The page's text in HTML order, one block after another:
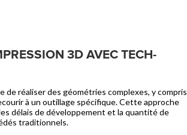
3D AVEC TECH-
de réaliser des géométries complexes, y compris
à un outillage spécifique. Cette approche
délais de développement et la quantité de
traditionnels.